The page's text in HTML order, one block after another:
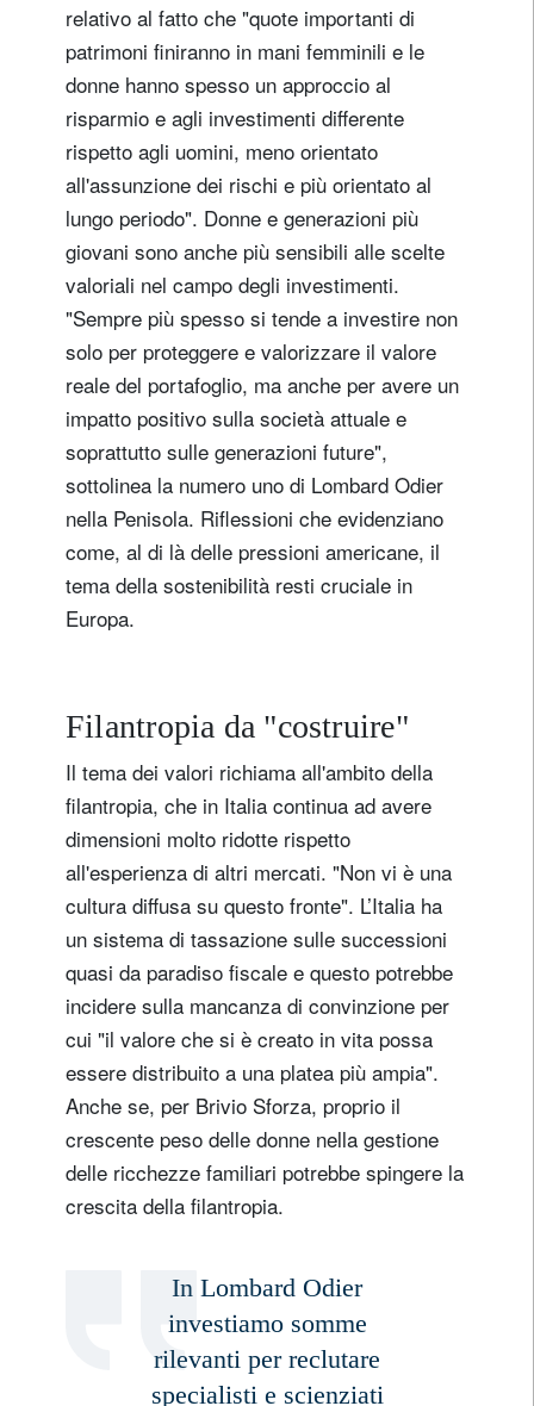
relativo al fatto che "quote importanti di
patrimoni finiranno in mani femminili e le
donne hanno spesso un approccio al
risparmio e agli investimenti differente
rispetto agli uomini, meno orientato
all'assunzione dei rischi e più orientato al
lungo periodo". Donne e generazioni più
giovani sono anche più sensibili alle scelte
valoriali nel campo degli investimenti.
"Sempre più spesso si tende a investire non
solo per proteggere e valorizzare il valore
reale del portafoglio, ma anche per avere un
impatto positivo sulla società attuale e
soprattutto sulle generazioni future",
sottolinea la numero uno di Lombard Odier
nella Penisola. Riflessioni che evidenziano
come, al di là delle pressioni americane, il
tema della sostenibilità resti cruciale in
Europa.
Filantropia da "costruire"
Il tema dei valori richiama all'ambito della
filantropia, che in Italia continua ad avere
dimensioni molto ridotte rispetto
all'esperienza di altri mercati. "Non vi è una
cultura diffusa su questo fronte". L’Italia ha
un sistema di tassazione sulle successioni
quasi da paradiso fiscale e questo potrebbe
incidere sulla mancanza di convinzione per
cui "il valore che si è creato in vita possa
essere distribuito a una platea più ampia".
Anche se, per Brivio Sforza, proprio il
crescente peso delle donne nella gestione
delle ricchezze familiari potrebbe spingere la
crescita della filantropia.
In Lombard Odier
investiamo somme
rilevanti per reclutare
specialisti e scienziati